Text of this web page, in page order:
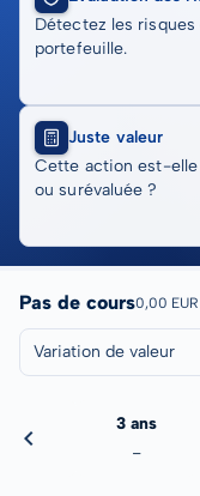
Détectez les risques
portefeuille.
Juste valeur
Cette action est-
ou surévaluée ?
Pas de cours0,00 EUR
Variation de valeur
3 ans
-